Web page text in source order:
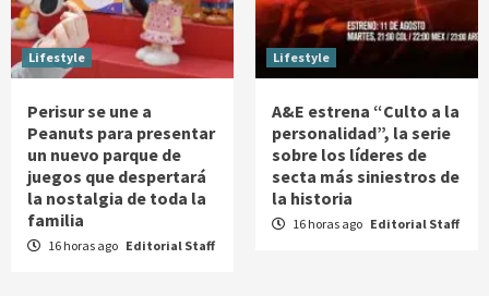
Lifestyle
Perisur se une a
Peanuts para presentar
un nuevo parque de
juegos que despertará
la nostalgia de toda la
familia
16 horas ago Editorial Staff
Lifestyle
A&E estrena “Culto a la
personalidad”, la serie
sobre los líderes de
secta más siniestros de
la historia
16 horas ago Editorial Staff